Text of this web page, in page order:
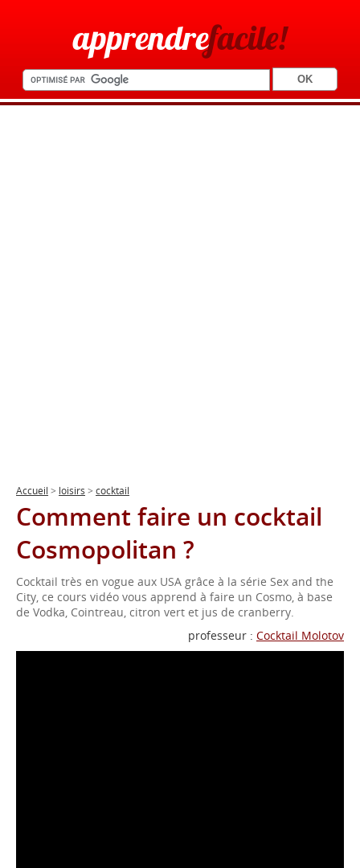
apprendrefacile!
Accueil > loisirs > cocktail
Comment faire un cocktail
Cosmopolitan ?
Cocktail très en vogue aux USA grâce à la série Sex and the
City, ce cours vidéo vous apprend à faire un Cosmo, à base
de Vodka, Cointreau, citron vert et jus de cranberry.
professeur : Cocktail Molotov